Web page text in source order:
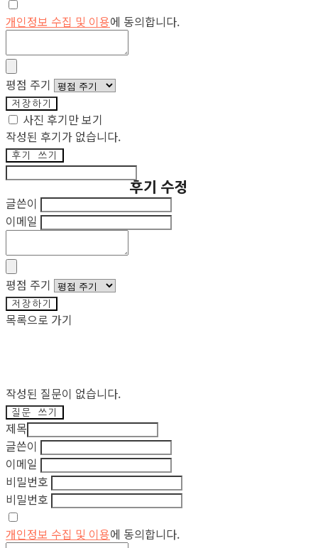
개인정보 수집 및 이용에 동의합니다.
평점 주기
저장하기
사진 후기만 보기
작성된 후기가 없습니다.
후기 쓰기
후기 수정
글쓴이
이메일
평점 주기
저장하기
목록으로 가기
작성된 질문이 없습니다.
질문 쓰기
제목
글쓴이
이메일
비밀번호
비밀번호
개인정보 수집 및 이용에 동의합니다.